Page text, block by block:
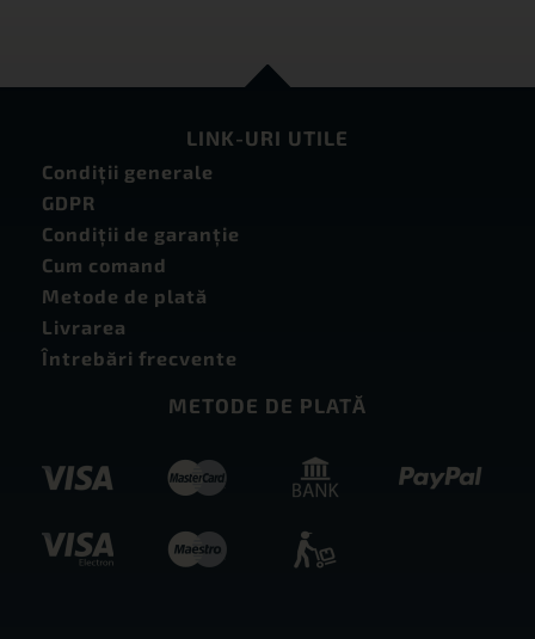
LINK-URI UTILE
Condiţii generale
GDPR
Condiţii de garanţie
Cum comand
Metode de plată
Livrarea
Întrebări frecvente
METODE DE PLATĂ